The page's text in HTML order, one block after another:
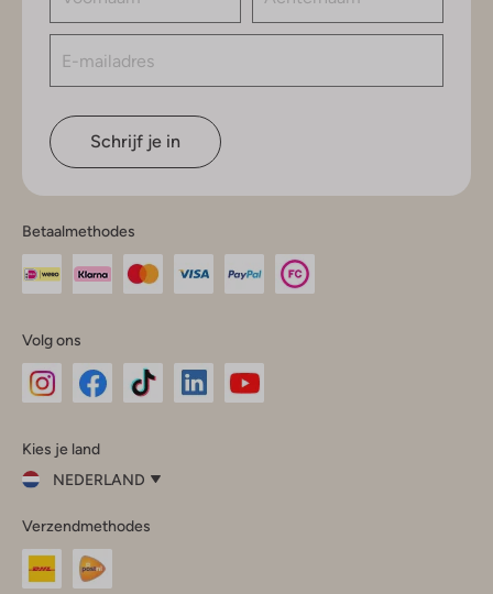
Schrijf je in
Betaalmethodes
Volg ons
InstagramFacebook
Kies je land
NEDERLAND
je
land
Nederland
Verzendmethodes